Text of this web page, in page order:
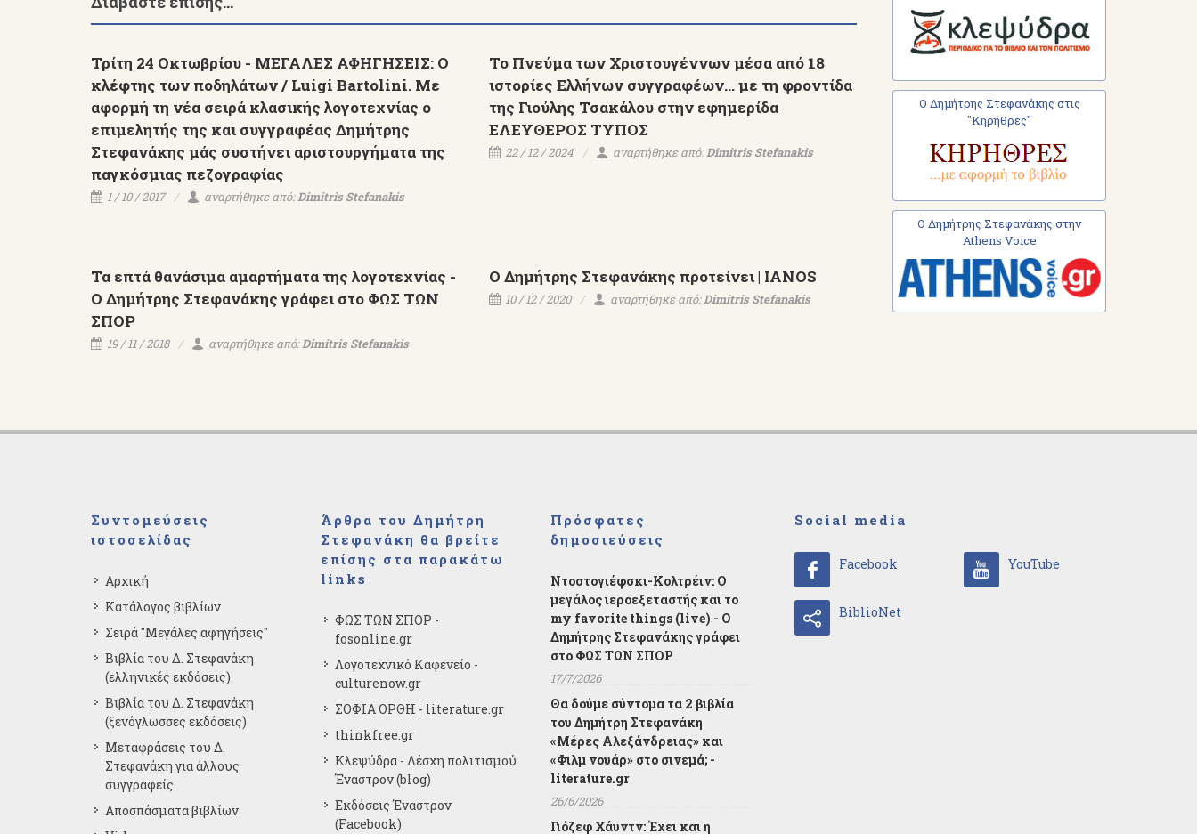
Τρίτη 24 Οκτωβρίου - ΜΕΓΑΛΕΣ ΑΦΗΓΗΣΕΙΣ: Ο
κλέφτης των ποδηλάτων / Luigi Bartolini. Με
αφορμή τη νέα σειρά κλασικής λογοτεχνίας ο
επιμελητής της και συγγραφέας Δημήτρης
Στεφανάκης μάς συστήνει αριστουργήματα της
παγκόσμιας πεζογραφίας
1 / 10 / 2017 αναρτήθηκε από:Dimitris Stefanakis
Το Πνεύμα των Χριστουγέννων μέσα από 18
ιστορίες Ελλήνων συγγραφέων... με τη φροντίδα
της Γιούλης Τσακάλου στην εφημερίδα
ΕΛΕΥΘΕΡΟΣ ΤΥΠΟΣ
22 / 12 / 2024 αναρτήθηκε από:Dimitris Stefanakis
Τα επτά θανάσιμα αμαρτήματα της λογοτεχνίας -
Ο Δημήτρης Στεφανάκης γράφει στο ΦΩΣ ΤΩΝ
ΣΠΟΡ
19 / 11 / 2018 αναρτήθηκε από:Dimitris Stefanakis
Ο Δημήτρης Στεφανάκης προτείνει | IANOS
10 / 12 / 2020 αναρτήθηκε από:Dimitris Stefanakis
Ο Δημήτρης Στεφανάκης στις
"Κηρήθρες"
Ο Δημήτρης Στεφανάκης στην
Athens Voice
Συντομεύσεις
ιστοσελίδας
Αρχική
Κατάλογος βιβλίων
Σειρά "Μεγάλες αφηγήσεις"
Βιβλία του Δ. Στεφανάκη
(ελληνικές εκδόσεις)
Βιβλία του Δ. Στεφανάκη
(ξενόγλωσσες εκδόσεις)
Μεταφράσεις του Δ.
Στεφανάκη για άλλους
συγγραφείς
Αποσπάσματα βιβλίων
Άρθρα του Δημήτρη
Στεφανάκη θα βρείτε
επίσης στα παρακάτω
links
ΦΩΣ ΤΩΝ ΣΠΟΡ -
fosonline.gr
Λογοτεχνικό Καφενείο -
culturenow.gr
ΣΟΦΙΑ ΟΡΘΗ - literature.gr
thinkfree.gr
Κλεψύδρα - Λέσχη πολιτισμού
Έναστρον (blog)
Εκδόσεις Έναστρον
(Facebook)
Πρόσφατες
δημοσιεύσεις
Ντοστογιέφσκι-Κολτρέιν: Ο
μεγάλος ιεροεξεταστής και το
my favorite things (live) - Ο
Δημήτρης Στεφανάκης γράφει
στο ΦΩΣ ΤΩΝ ΣΠΟΡ
17/7/2026
Θα δούμε σύντομα τα 2 βιβλία
του Δημήτρη Στεφανάκη
«Μέρες Αλεξάνδρειας» και
«Φιλμ νουάρ» στο σινεμά; -
literature.gr
26/6/2026
Γιόζεφ Χάυντν: Έχει και η
Social media
Facebook YouTube
BiblioNet